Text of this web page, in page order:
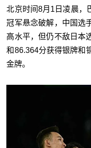
北京时间8月1日凌晨，
冠军悬念破解，中国选
高水平，但仍不敌日本
和86.364分获得银牌和
金牌。